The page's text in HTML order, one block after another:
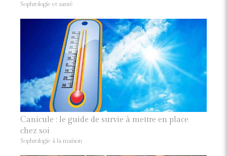
Sophrologie et santé
Canicule : le guide de survie à mettre en place
chez soi
Sophrologie à la maison